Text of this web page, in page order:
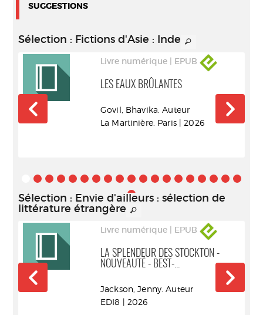
SUGGESTIONS
Sélection : Fictions d'Asie : Inde
Livre numérique | EPUB
LES EAUX BRÛLANTES
Govil, Bhavika. Auteur
La Martinière. Paris | 2026
Sélection : Envie d'ailleurs : sélection de
littérature étrangère
Livre numérique | EPUB
LA SPLENDEUR DES STOCKTON -
NOUVEAUTÉ - BEST-...
Jackson, Jenny. Auteur
EDI8 | 2026